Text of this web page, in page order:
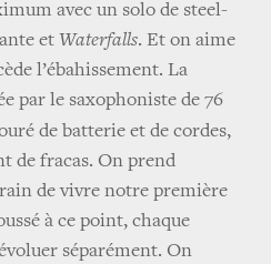
avec un solo de steel-
et Waterfalls. Et on aime
l’ébahissement. La
par le saxophoniste de 76
de batterie et de cordes,
de fracas. On prend
de vivre notre première
à ce point, chaque
séparément. On